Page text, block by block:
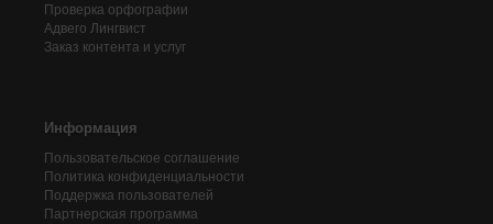
Проверка орфографии
Адвего Лингвист
Заказ контента и услуг
Информация
Пользовательское соглашение
Политика конфиденциальности
Поддержка пользователей
Партнерская программа